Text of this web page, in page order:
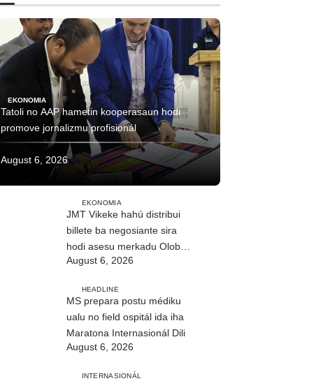
EKONOMIA
Tatoli no AAP hametin kooperasaun hodi
promove jornalizmu profisionál
August 6, 2026
EKONOMIA
JMT Vikeke hahú distribui
billete ba negosiante sira
hodi asesu merkadu Olobai
August 6, 2026
HEADLINE
MS prepara postu médiku
ualu no field ospitál ida iha
Maratona Internasionál Dili
August 6, 2026
INTERNASIONÁL